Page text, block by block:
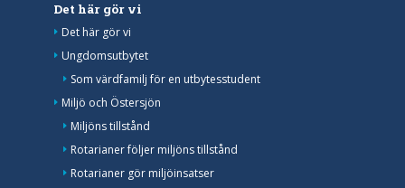
Det här gör vi
Det här gör vi
Ungdomsutbytet
Som värdfamilj för en utbytesstudent
Miljö och Östersjön
Miljöns tillstånd
Rotarianer följer miljöns tillstånd
Rotarianer gör miljöinsatser